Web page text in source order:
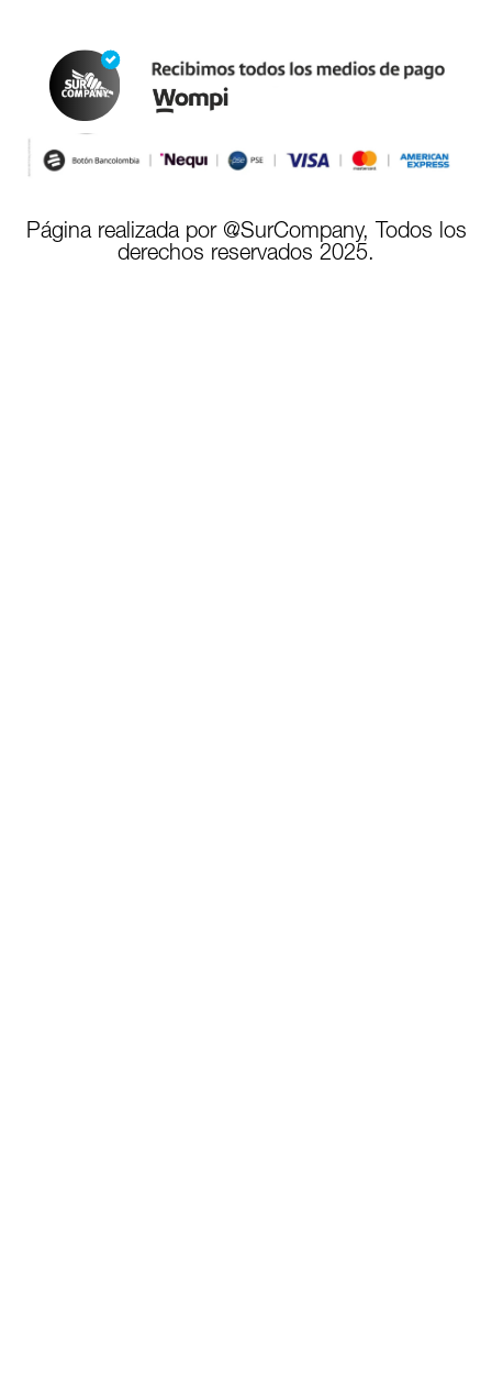
Página realizada por @SurCompany, Todos los
derechos reservados 2025.